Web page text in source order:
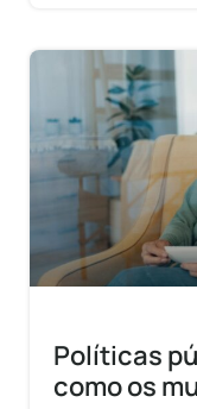
Políticas
como os